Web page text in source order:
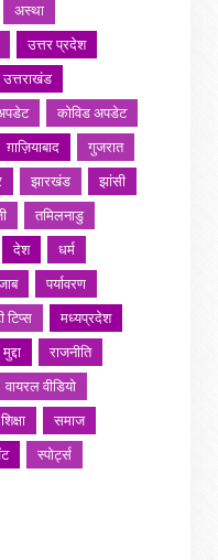
अस्था
उत्तर प्रदेश
उत्तराखंड
कोविड अपडेट
ग़ाज़ियाबाद
गुजरात
झारखंड
झांसी
तमिलनाडु
देश
धर्म
पर्यावरण
टिप्स
मध्यप्रदेश
मुद्दा
राजनीति
वायरल वीडियो
शिक्षा
समाज
स्पोर्ट्स